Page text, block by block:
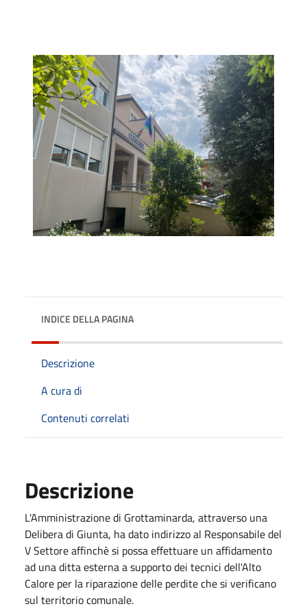
INDICE DELLA PAGINA
Descrizione
A cura di
Contenuti correlati
Descrizione
L'Amministrazione di Grottaminarda, attraverso una
Delibera di Giunta, ha dato indirizzo al Responsabile del
V Settore affinchè si possa effettuare un affidamento
ad una ditta esterna a supporto dei tecnici dell'Alto
Calore per la riparazione delle perdite che si verificano
sul territorio comunale.